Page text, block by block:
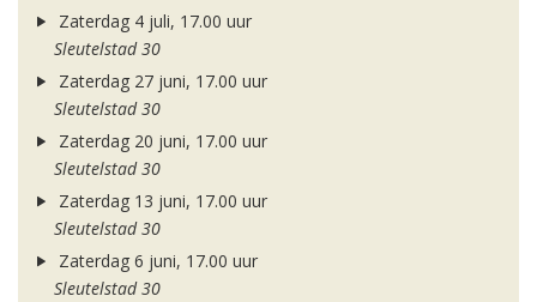
Zaterdag 4 juli, 17.00 uur
Sleutelstad 30
Zaterdag 27 juni, 17.00 uur
Sleutelstad 30
Zaterdag 20 juni, 17.00 uur
Sleutelstad 30
Zaterdag 13 juni, 17.00 uur
Sleutelstad 30
Zaterdag 6 juni, 17.00 uur
Sleutelstad 30